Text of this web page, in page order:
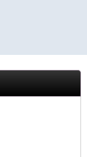
合がございます。